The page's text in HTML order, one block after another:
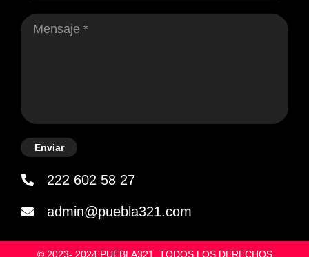
Enviar
222 602 58 27
admin@puebla321.com
© 2023- 2024 PUEBLA321. TODOS LOS DERECHOS